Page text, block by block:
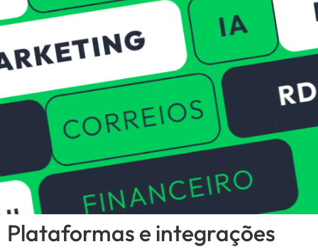
Plataformas e integrações